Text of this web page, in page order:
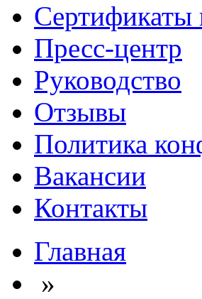
Сертификаты
Пресс-центр
Руководство
Отзывы
Политика
Вакансии
Контакты
Главная
»